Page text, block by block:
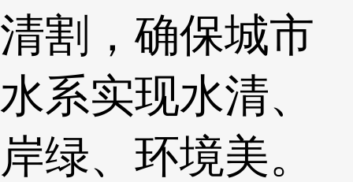
清割，确保城市
水系实现水清、
岸绿、环境美。